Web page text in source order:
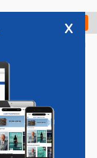
Check in
Vacatures
x